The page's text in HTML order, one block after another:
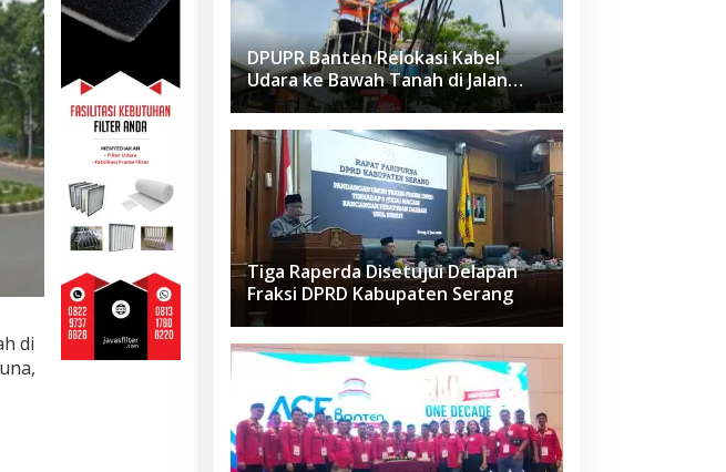
di
DPUPR Banten Relokasi Kabel
Udara ke Bawah Tanah di Jalan
Raden Fatah Ciledug
Tiga Raperda Disetujui Delapan
Fraksi DPRD Kabupaten Serang